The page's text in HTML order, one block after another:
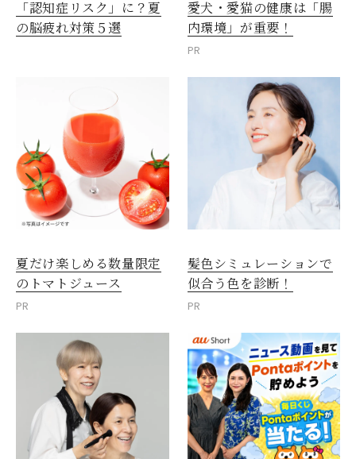
「認知症リスク」に？夏
の脳疲れ対策５選
愛犬・愛猫の健康は「腸
内環境」が重要！
PR
夏だけ楽しめる数量限定
のトマトジュース
PR
髪色シミュレーションで
似合う色を診断！
PR